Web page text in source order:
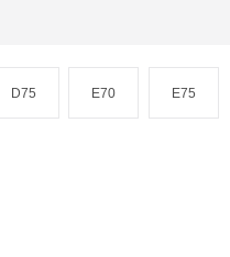
D75 E70 E75